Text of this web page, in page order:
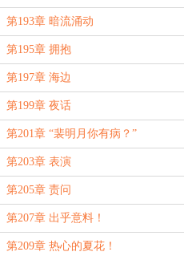
第193章 暗流涌动
第195章 拥抱
第197章 海边
第199章 夜话
第201章 “裴明月你有病？”
第203章 表演
第205章 责问
第207章 出乎意料！
第209章 热心的夏花！